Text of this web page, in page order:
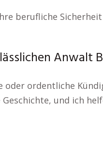
berufliche
Anwalt
ordentliche
und ich